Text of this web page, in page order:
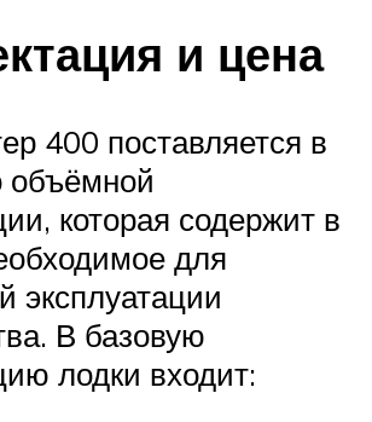
и цена
400 поставляется в
объёмной
которая содержит в
для
эксплуатации
В базовую
лодки входит: